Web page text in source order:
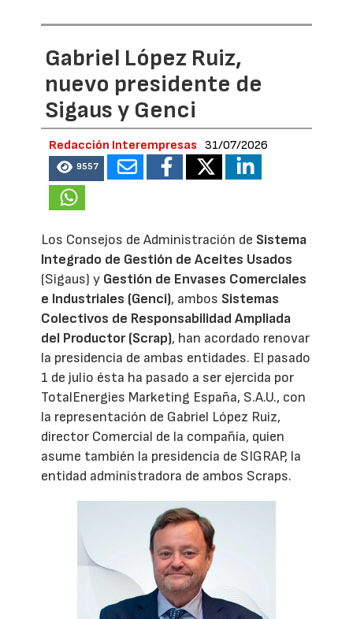
Gabriel López Ruiz,
nuevo presidente de
Sigaus y Genci
Redacción Interempresas 31/07/2026
9557
Los Consejos de Administración de Sistema
Integrado de Gestión de Aceites Usados
(Sigaus) y Gestión de Envases Comerciales
e Industriales (Genci), ambos Sistemas
Colectivos de Responsabilidad Ampliada
del Productor (Scrap), han acordado renovar
la presidencia de ambas entidades. El pasado
1 de julio ésta ha pasado a ser ejercida por
TotalEnergies Marketing España, S.A.U., con
la representación de Gabriel López Ruiz,
director Comercial de la compañía, quien
asume también la presidencia de SIGRAP, la
entidad administradora de ambos Scraps.